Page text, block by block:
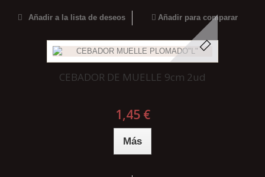
Añadir a la lista de deseos Añadir para comparar
CEBADOR DE MUELLE 9cm 2ud
1,45 €
Más